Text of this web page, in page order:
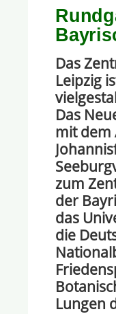
Das
Leipzig
Das
mit dem
zum
der
das
die
Lungen